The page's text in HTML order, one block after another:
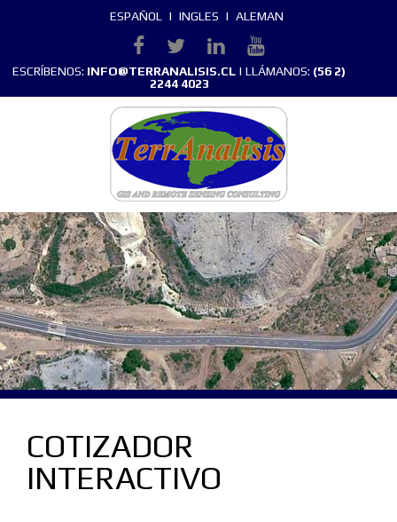
ESPAÑOL | INGLES | ALEMAN
ESCRÍBENOS: INFO@TERRANALISIS.CL | LLÁMANOS: (56 2)
2244 4023
COTIZADOR
INTERACTIVO